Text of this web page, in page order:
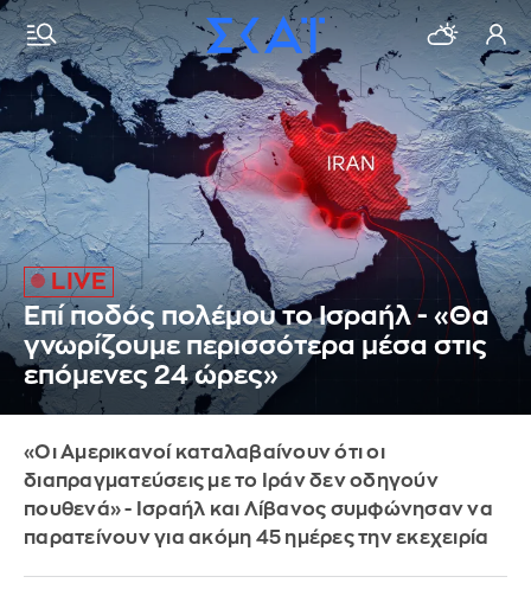
Επί ποδός πολέμου το Ισραήλ - «Θα
γνωρίζουμε περισσότερα μέσα στις
επόμενες 24 ώρες»
«Οι Αμερικανοί καταλαβαίνουν ότι οι
διαπραγματεύσεις με το Ιράν δεν οδηγούν
πουθενά» - Ισραήλ και Λίβανος συμφώνησαν να
παρατείνουν για ακόμη 45 ημέρες την εκεχειρία